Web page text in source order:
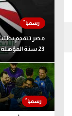
تحليل
كويز
فيديو
مصر تتقدم
23 سنة المؤهلة لأولمبياد لوس أنجلوس